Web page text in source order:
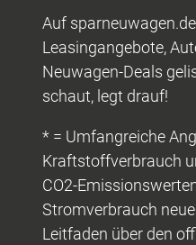
Auf
Leasingangebote,
Neuwagen-Deals
schaut, legt drauf!
* = Umfangreiche
Kraftstoffverbrauch
CO2-
Stromverbrauch
Leitfaden über den